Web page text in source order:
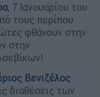
, 7 Ιανουαρίου του
τους περίπου
φθάνουν στην
στην
Βενιζέλος
διαθέσεις των